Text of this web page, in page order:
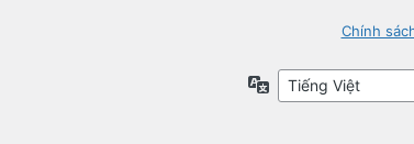
Chính
Ngôn
ngữ